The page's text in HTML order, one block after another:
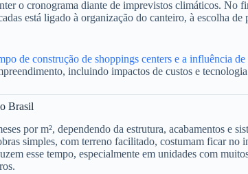
o cronograma diante de imprevistos climáticos. No
está ligado à organização do canteiro, à escolha
de construção de shoppings centers e a influência
incluindo impactos de custos e
Brasil
por m², dependendo da estrutura, acabamentos e
simples, com terreno facilitado, costumam ficar no
esse tempo, especialmente em unidades com